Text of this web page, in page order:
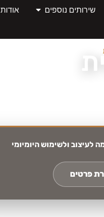
שירותים נוספים אודות
לעיצוב ולשימוש היומיומי
פרטים